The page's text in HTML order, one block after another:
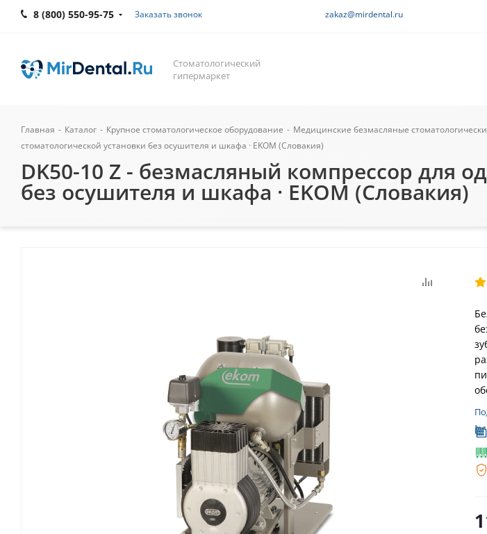
8 (800) 550-95-75 Заказать звонок zakaz@mirdental.ru
Стоматологический
гипермаркет
Главная - Каталог - Крупное стоматологическое оборудование - Медицинские безмасляные
стоматологической установки без осушителя и шкафа · EKOM (Словакия)
DK50-10 Z - безмасляный компрессор для
без осушителя и шкафа · EKOM (Словакия)